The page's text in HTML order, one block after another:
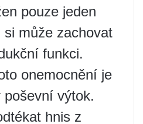
pouze jeden
může zachovat
funkci.
onemocnění je
výtok.
hnis z